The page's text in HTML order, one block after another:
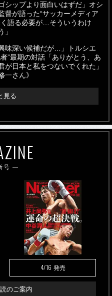
シップより面白いはずだ」オシ
督が語った“サッカーメディア
く語る必要が…そういうわけ
」
味深い候補だが…」トルシエ
”最期の対話「ありがとう、あ
が日本と私をつないでくれた」
一さん》
見る
号
4/16 発売
のご案内